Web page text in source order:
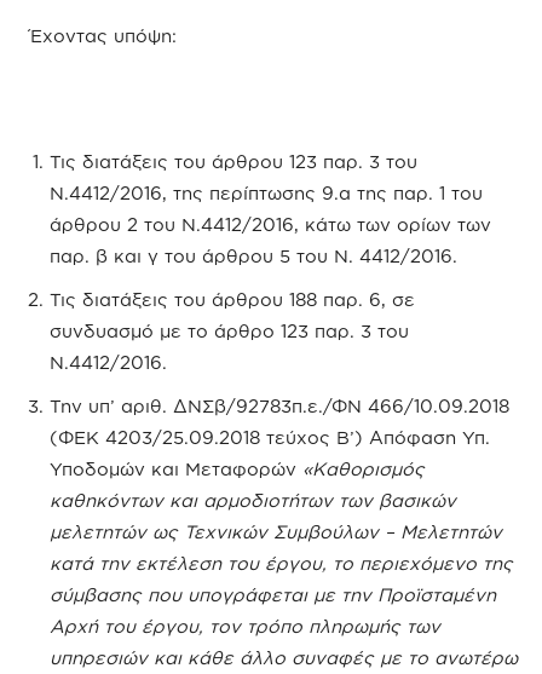
Έχοντας υπόψη:
Τις διατάξεις του άρθρου 123 παρ. 3 του
Ν.4412/2016, της περίπτωσης 9.α της παρ. 1 του
άρθρου 2 του Ν.4412/2016, κάτω των ορίων των
παρ. β και γ του άρθρου 5 του Ν. 4412/2016.
Τις διατάξεις του άρθρου 188 παρ. 6, σε
συνδυασμό με το άρθρο 123 παρ. 3 του
Ν.4412/2016.
Την υπ’ αριθ. ΔΝΣβ/92783π.ε./ΦΝ 466/10.09.2018
(ΦΕΚ 4203/25.09.2018 τεύχος Β’) Απόφαση Υπ.
Υποδομών και Μεταφορών «Καθορισμός
καθηκόντων και αρμοδιοτήτων των βασικών
μελετητών ως Τεχνικών Συμβούλων – Μελετητών
κατά την εκτέλεση του έργου, το περιεχόμενο της
σύμβασης που υπογράφεται με την Προϊσταμένη
Αρχή του έργου, τον τρόπο πληρωμής των
υπηρεσιών και κάθε άλλο συναφές με το ανωτέρω